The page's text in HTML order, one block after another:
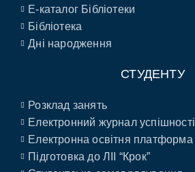
E-каталог Бібліотеки
Бібліотека
Дні народження
СТУДЕНТУ
Розклад занять
Електронний журнал успішності
Електронна освітня платформа
Підготовка до ЛІІ “Крок”